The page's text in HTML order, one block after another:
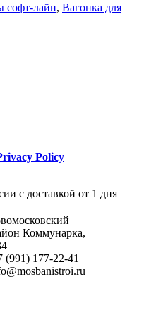
софт-лайн, Вагонка для
Policy
с доставкой от 1 дня
Коммунарка,
(991) 177-22-41